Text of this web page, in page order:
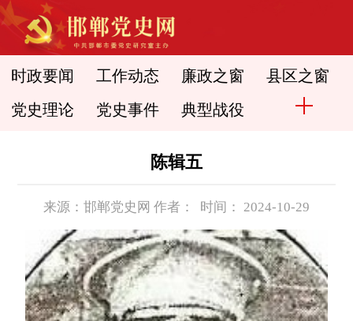
时政要闻 工作动态 廉政之窗 县区之窗
党史理论 党史事件 典型战役
陈辑五
来源：邯郸党史网 作者： 时间： 2024-10-29